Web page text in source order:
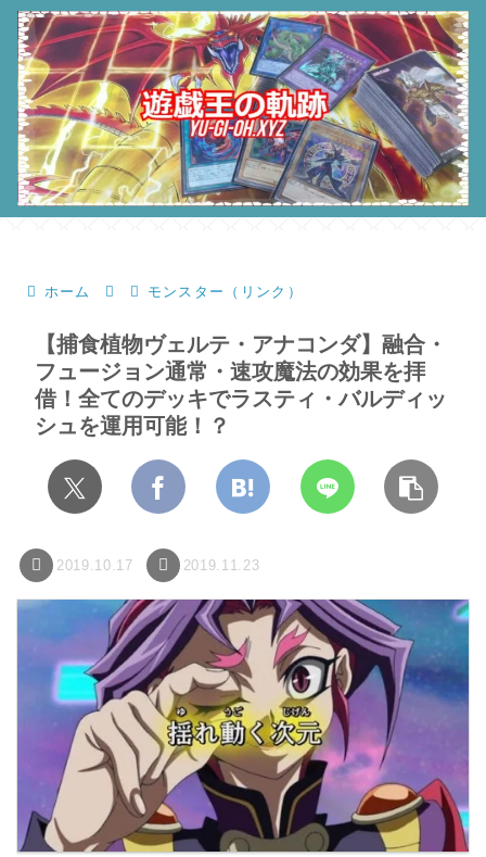
ホーム モンスター（リンク）
【捕食植物ヴェルテ・アナコンダ】融合・
フュージョン通常・速攻魔法の効果を拝
借！全てのデッキでラスティ・バルディッ
シュを運用可能！？
2019.10.17 2019.11.23